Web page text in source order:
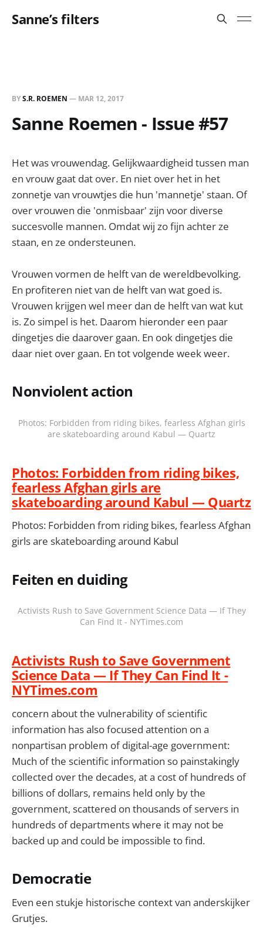
Sanne’s filters
BYS.R. ROEMEN — MAR 12, 2017
Sanne Roemen - Issue #57
Het was vrouwendag. Gelijkwaardigheid tussen man
en vrouw gaat dat over. En niet over het in het
zonnetje van vrouwtjes die hun 'mannetje' staan. Of
over vrouwen die 'onmisbaar' zijn voor diverse
succesvolle mannen. Omdat wij zo fijn achter ze
staan, en ze ondersteunen.
Vrouwen vormen de helft van de wereldbevolking.
En profiteren niet van de helft van wat goed is.
Vrouwen krijgen wel meer dan de helft van wat kut
is. Zo simpel is het. Daarom hieronder een paar
dingetjes die daarover gaan. En ook dingetjes die
daar niet over gaan. En tot volgende week weer.
Nonviolent action
Photos: Forbidden from riding bikes, fearless Afghan girls
are skateboarding around Kabul — Quartz
Photos: Forbidden from riding bikes,
fearless Afghan girls are
skateboarding around Kabul — Quartz
Photos: Forbidden from riding bikes, fearless Afghan
girls are skateboarding around Kabul
Feiten en duiding
Activists Rush to Save Government Science Data — If They
Can Find It - NYTimes.com
Activists Rush to Save Government
Science Data — If They Can Find It -
NYTimes.com
concern about the vulnerability of scientific
information has also focused attention on a
nonpartisan problem of digital-age government:
Much of the scientific information so painstakingly
collected over the decades, at a cost of hundreds of
billions of dollars, remains held only by the
government, scattered on thousands of servers in
hundreds of departments where it may not be
backed up and could be impossible to find.
Democratie
Even een stukje historische context van anderskijker
Grutjes.